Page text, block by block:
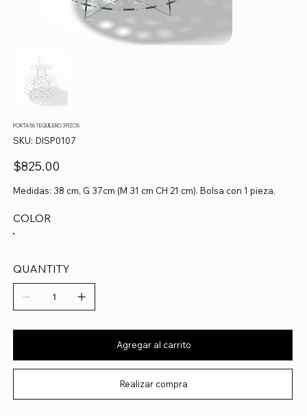
PORTA 56 TEQUILERO 3 PIZOS
SKU: SKU
DISP0107
DISP0107
Precio
$825.00
Medidas: 38 cm, G 37cm (M 31 cm CH 21 cm). Bolsa con 1 pieza.
COLOR
QUANTITY
Agregar al carrito
Realizar compra